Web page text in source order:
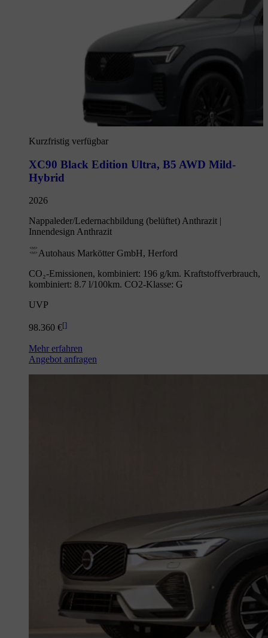
Kurzfristig verfügbar
XC90 Black Edition Ultra, B5 AWD Mild-
Hybrid
2026
Nappaleder/Ledernachbildung (belüftet) Anthrazit |
Innendesign Anthrazit
Autohaus Markötter GmbH, Herford
CO₂-Emissionen, kombiniert: 196 g/km. Kraftstoffverbrauch,
kombiniert: 8.7 l/100km. CO2-Klasse: G
UVP
98.360 €[]
Mehr erfahren
Angebot anfragen